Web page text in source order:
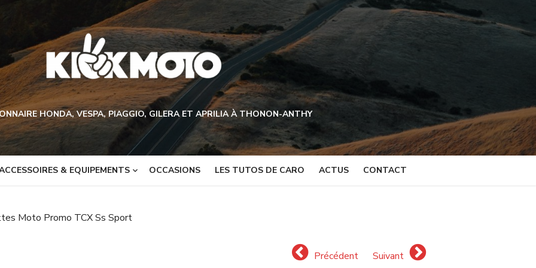
HONDA, VESPA, PIAGGIO, GILERA ET APRILIA À THONON-ANTHY
& EQUIPEMENTS OCCASIONS LES TUTOS DE CARO ACTUS CONTACT
Moto Promo TCX Ss Sport
Précédent Suivant